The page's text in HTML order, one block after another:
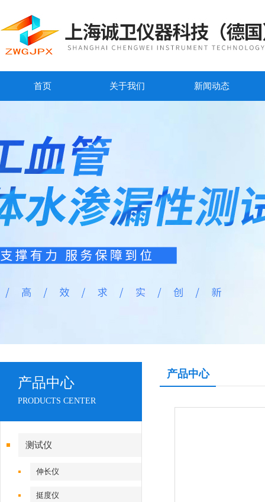
首页 关于我们 新闻动态
产品中心
PRODUCTS CENTER
测试仪
伸长仪
挺度仪
产品中心